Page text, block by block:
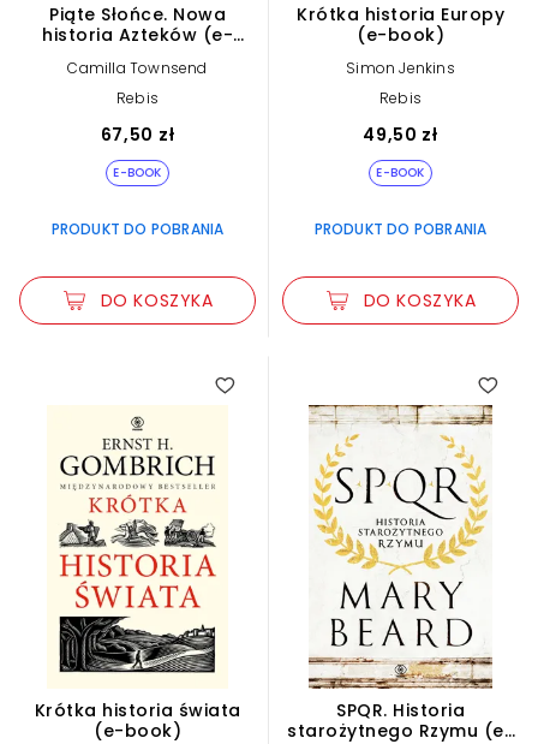
Piąte Słońce. Nowa
historia Azteków (e-
Camilla Townsend
Rebis
67,50 zł
E-BOOK
PRODUKT DO POBRANIA
DO KOSZYKA
Krótka historia Europy
(e-book)
Simon Jenkins
Rebis
49,50 zł
E-BOOK
PRODUKT DO POBRANIA
DO KOSZYKA
Krótka historia świata
(e-book)
SPQR. Historia
starożytnego Rzymu (e-